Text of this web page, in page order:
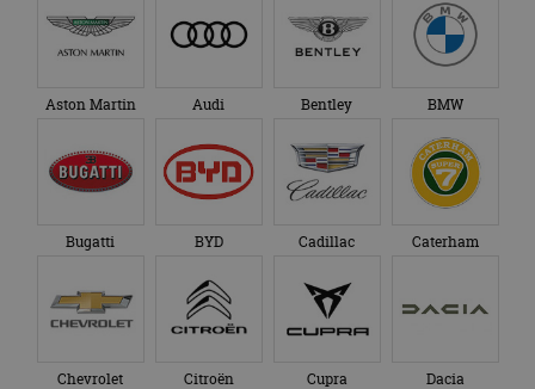
Fiat Firefly Fisker Ford
Honda Hongqi Hyundai Ineos
Infiniti Isuzu Iveco Jaecoo